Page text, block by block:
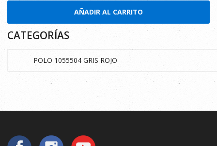
AÑADIR AL CARRITO
CATEGORÍAS